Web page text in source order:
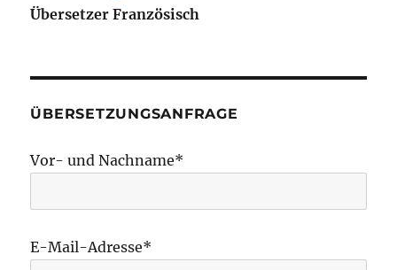
Übersetzer Französisch
ÜBERSETZUNGSANFRAGE
Vor- und Nachname*
E-Mail-Adresse*